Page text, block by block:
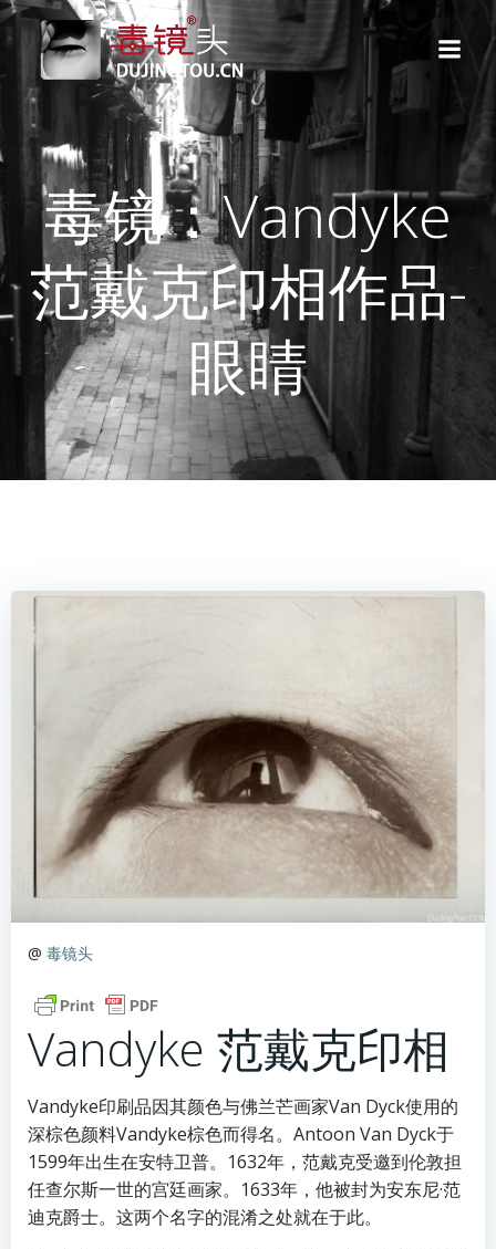
到
内
容
毒镜：Vandyke
范戴克印相作品-
眼睛
@ 毒镜头
Vandyke 范戴克印相
Vandyke印刷品因其颜色与佛兰芒画家Van Dyck使用的
深棕色颜料Vandyke棕色而得名。Antoon Van Dyck于
1599年出生在安特卫普。1632年，范戴克受邀到伦敦担
任查尔斯一世的宫廷画家。1633年，他被封为安东尼·范
迪克爵士。这两个名字的混淆之处就在于此。